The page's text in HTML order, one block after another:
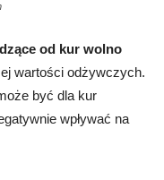
od kur wolno
wartości odżywczych.
być dla kur
wpływać na